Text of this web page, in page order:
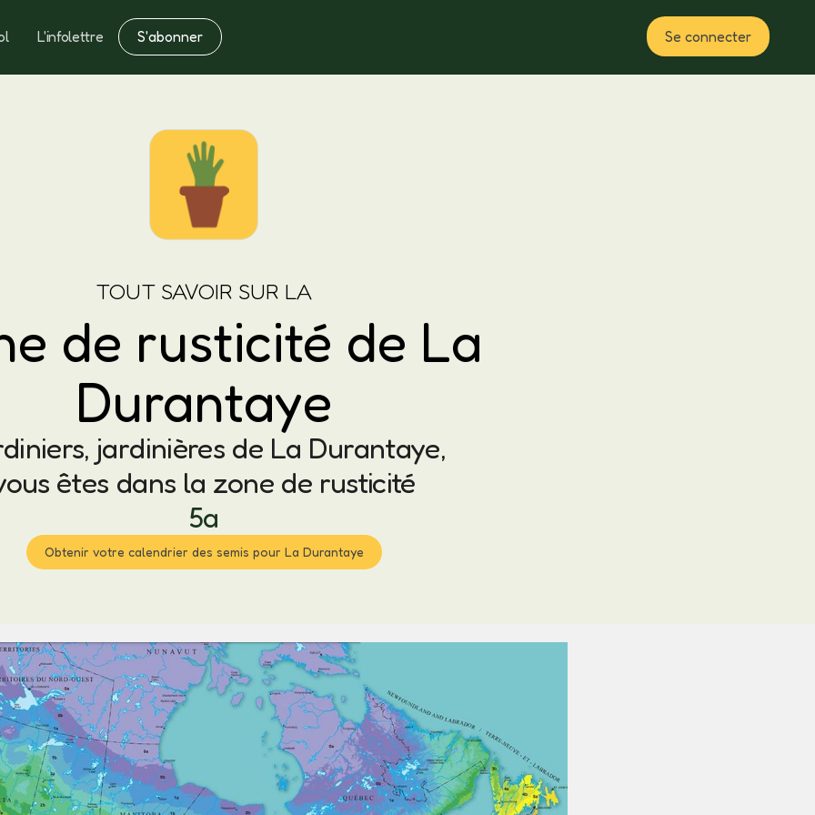
L'infolettre S'abonner Se connecter
Notes Fertilisation Plan
TOUT SAVOIR SUR LA
de rusticité de La
Durantaye
jardinières de La Durantaye,
êtes dans la zone de rusticité
5a
Obtenir votre calendrier des semis pour La Durantaye